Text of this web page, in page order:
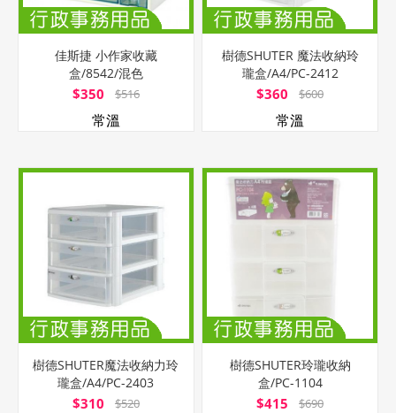
佳斯捷 小作家收藏
盒/8542/混色
$350 $516
常溫
樹德SHUTER 魔法收納玲
瓏盒/A4/PC-2412
$360 $600
常溫
樹德SHUTER魔法收納力玲
瓏盒/A4/PC-2403
$310 $520
樹德SHUTER玲瓏收納
盒/PC-1104
$415 $690